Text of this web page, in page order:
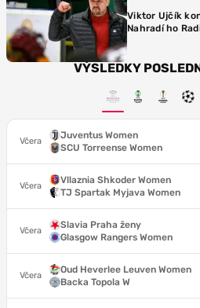
Viktor Ujčík
Nahradí ho
VÝSLEDKY
Včera
Juventus Women
SCU Torreense Women
Včera
Vllaznia Shkoder Women
TJ Spartak Myjava Women
Včera
Slavia Praha ženy
Glasgow Rangers Women
Včera
Oud Heverlee Leuven Women
Backa Topola W